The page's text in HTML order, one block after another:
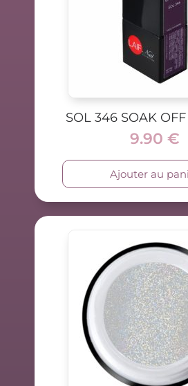
SOL 346 SOAK
9.90 €
Ajouter au